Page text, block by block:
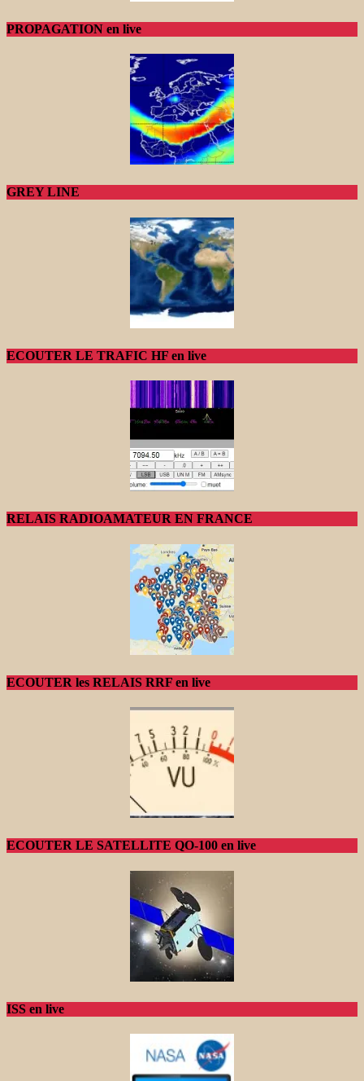
PROPAGATION en live
GREY LINE
ECOUTER LE TRAFIC HF en live
RELAIS RADIOAMATEUR EN FRANCE
ECOUTER les RELAIS RRF en live
ECOUTER LE SATELLITE QO-100 en live
ISS en live